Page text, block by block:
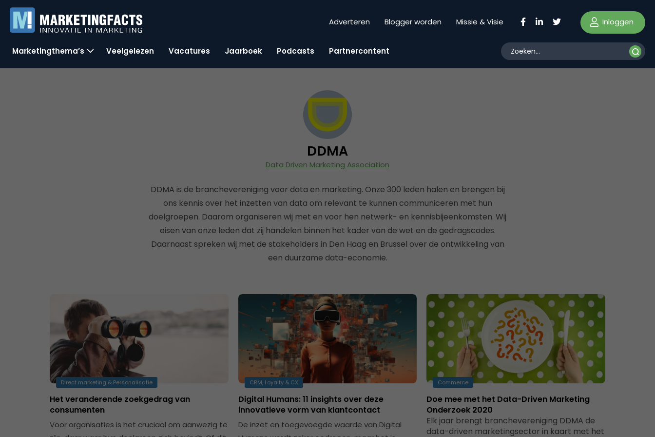
Adverteren Blogger worden Missie & Visie Inloggen
Marketingthema’s Veelgelezen Vacatures Jaarboek Podcasts Partnercontent
DDMA
Data Driven Marketing Association
DDMA is de branchevereniging voor data en marketing. Onze 300 leden halen en brengen bij
ons kennis over het inzetten van data om relevant te kunnen communiceren met hun
doelgroepen. Daarom organiseren wij met en voor hen netwerk- en kennisbijeenkomsten. Wij
eisen van onze leden dat zij handelen binnen het kader van de wet en de gedragscodes.
Daarnaast spreken wij met de stakeholders in Den Haag en Brussel over de ontwikkeling van
een duurzame data-economie.
Direct marketing & Personalisatie
Het veranderende zoekgedrag van
consumenten
Voor organisaties is het cruciaal om aanwezig te
CRM, Loyalty & CX
Digital Humans: 11 insights over deze
innovatieve vorm van klantcontact
De inzet en toegevoegde waarde van Digital
Commerce
Doe mee met het Data-Driven Marketing
Onderzoek 2020
Elk jaar brengt branchevereniging DDMA de
data-driven marketingsector in kaart met het